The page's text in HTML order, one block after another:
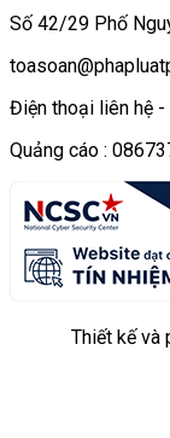
Số 42/29 Phố
Điện thoại liên hệ
Quảng cáo :
Thiết kế và